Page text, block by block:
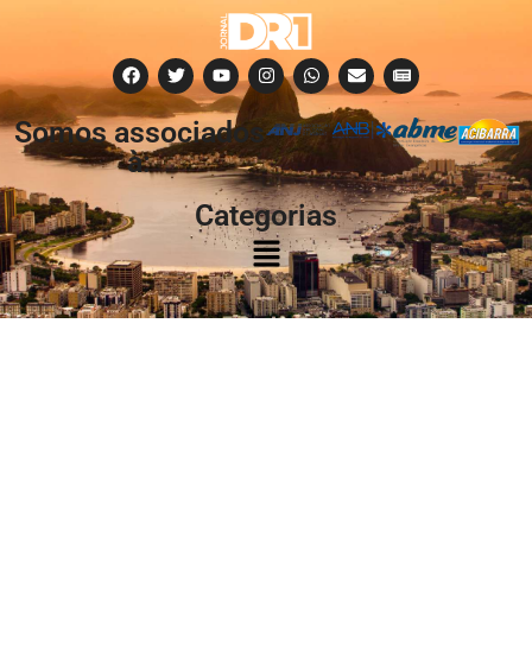
Somos associados
à:
Categorias